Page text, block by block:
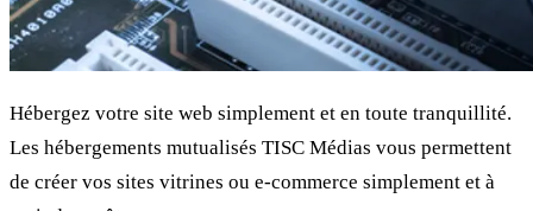
Hébergez votre site web simplement et en toute tranquillité.
Les hébergements mutualisés TISC Médias vous permettent
de créer vos sites vitrines ou e-commerce simplement et à